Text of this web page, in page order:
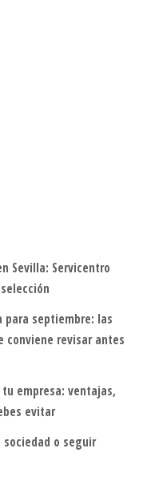
Sevilla: Servicentro
para septiembre: las
conviene revisar antes
empresa: ventajas,
evitar
sociedad o seguir